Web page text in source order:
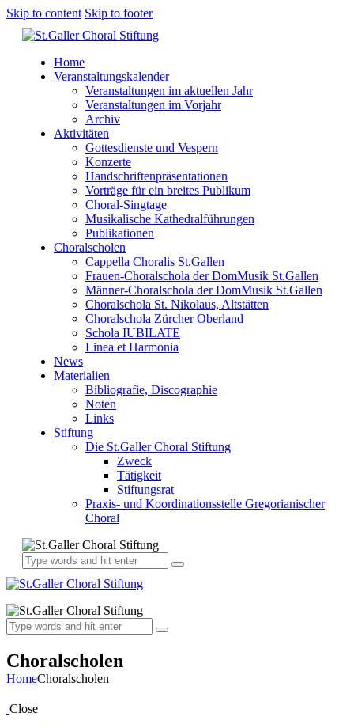
Skip to content Skip to footer
Home
Veranstaltungskalender
Veranstaltungen im aktuellen Jahr
Veranstaltungen im Vorjahr
Archiv
Aktivitäten
Gottesdienste und Vespern
Konzerte
Handschriftenpräsentationen
Vorträge für ein breites Publikum
Choral-Singtage
Musikalische Kathedralführungen
Publikationen
Choralscholen
Cappella Choralis St.Gallen
Frauen-Choralschola der DomMusik St.Gallen
Männer-Choralschola der DomMusik St.Gallen
Choralschola St. Nikolaus, Altstätten
Choralschola Zürcher Oberland
Schola IUBILATE
Linea et Harmonia
News
Materialien
Bibliografie, Discographie
Noten
Links
Stiftung
Die St.Galler Choral Stiftung
Zweck
Tätigkeit
Stiftungsrat
Praxis- und Koordinationsstelle Gregorianischer
Choral
Choralscholen
HomeChoralscholen
Close